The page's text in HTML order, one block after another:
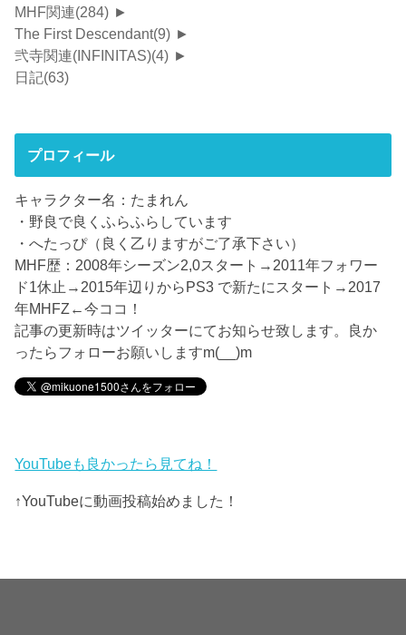
MHF関連(284) ►
The First Descendant(9) ►
弐寺関連(INFINITAS)(4) ►
日記(63)
プロフィール
キャラクター名：たまれん
・野良で良くふらふらしています
・へたっぴ（良く乙りますがご了承下さい）
MHF歴：2008年シーズン2,0スタート→2011年フォワー
ド1休止→2015年辺りからPS3 で新たにスタート→2017
年MHFZ←今ココ！
記事の更新時はツイッターにてお知らせ致します。良か
ったらフォローお願いしますm(__)m
YouTubeも良かったら見てね！
↑YouTubeに動画投稿始めました！